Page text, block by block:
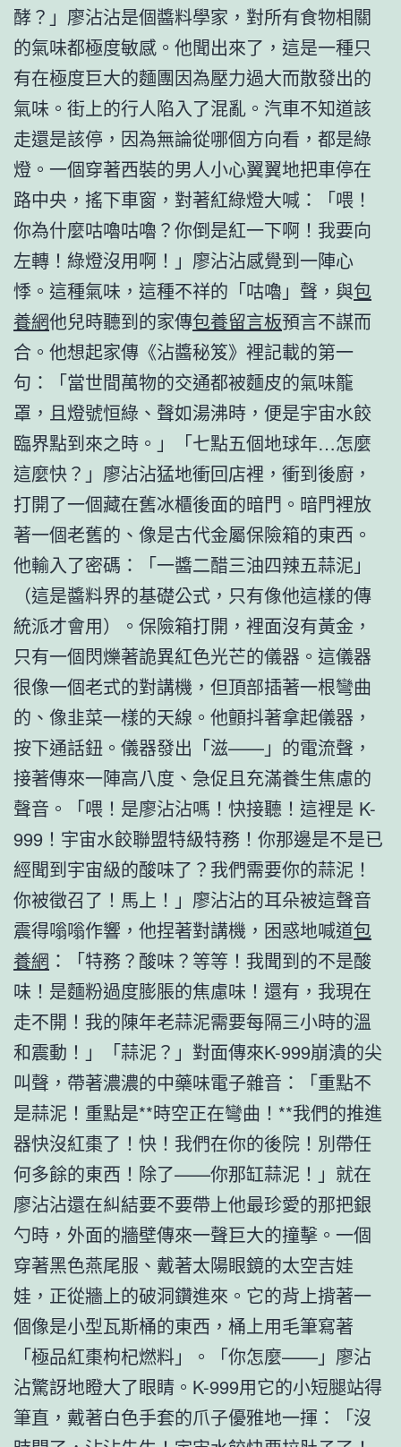
酵？」廖沾沾是個醬料學家，對所有食物相關
的氣味都極度敏感。他聞出來了，這是一種只
有在極度巨大的麵團因為壓力過大而散發出的
氣味。街上的行人陷入了混亂。汽車不知道該
走還是該停，因為無論從哪個方向看，都是綠
燈。一個穿著西裝的男人小心翼翼地把車停在
路中央，搖下車窗，對著紅綠燈大喊：「喂！
你為什麼咕嚕咕嚕？你倒是紅一下啊！我要向
左轉！綠燈沒用啊！」廖沾沾感覺到一陣心
悸。這種氣味，這種不祥的「咕嚕」聲，與包
養網他兒時聽到的家傳包養留言板預言不謀而
合。他想起家傳《沾醬秘笈》裡記載的第一
句：「當世間萬物的交通都被麵皮的氣味籠
罩，且燈號恒綠、聲如湯沸時，便是宇宙水餃
臨界點到來之時。」「七點五個地球年…怎麼
這麼快？」廖沾沾猛地衝回店裡，衝到後廚，
打開了一個藏在舊冰櫃後面的暗門。暗門裡放
著一個老舊的、像是古代金屬保險箱的東西。
他輸入了密碼：「一醬二醋三油四辣五蒜泥」
（這是醬料界的基礎公式，只有像他這樣的傳
統派才會用）。保險箱打開，裡面沒有黃金，
只有一個閃爍著詭異紅色光芒的儀器。這儀器
很像一個老式的對講機，但頂部插著一根彎曲
的、像韭菜一樣的天線。他顫抖著拿起儀器，
按下通話鈕。儀器發出「滋——」的電流聲，
接著傳來一陣高八度、急促且充滿養生焦慮的
聲音。「喂！是廖沾沾嗎！快接聽！這裡是 K-
999！宇宙水餃聯盟特級特務！你那邊是不是已
經聞到宇宙級的酸味了？我們需要你的蒜泥！
你被徵召了！馬上！」廖沾沾的耳朵被這聲音
震得嗡嗡作響，他捏著對講機，困惑地喊道包
養網 ：「特務？酸味？等等！我聞到的不是酸
味！是麵粉過度膨脹的焦慮味！還有，我現在
走不開！我的陳年老蒜泥需要每隔三小時的溫
和震動！」「蒜泥？」對面傳來K-999崩潰的尖
叫聲，帶著濃濃的中藥味電子雜音：「重點不
是蒜泥！重點是**時空正在彎曲！**我們的推進
器快沒紅棗了！快！我們在你的後院！別帶任
何多餘的東西！除了——你那缸蒜泥！」就在
廖沾沾還在糾結要不要帶上他最珍愛的那把銀
勺時，外面的牆壁傳來一聲巨大的撞擊。一個
穿著黑色燕尾服、戴著太陽眼鏡的太空吉娃
娃，正從牆上的破洞鑽進來。它的背上揹著一
個像是小型瓦斯桶的東西，桶上用毛筆寫著
「極品紅棗枸杞燃料」。「你怎麼——」廖沾
沾驚訝地瞪大了眼睛。K-999用它的小短腿站得
筆直，戴著白色手套的爪子優雅地一揮：「沒